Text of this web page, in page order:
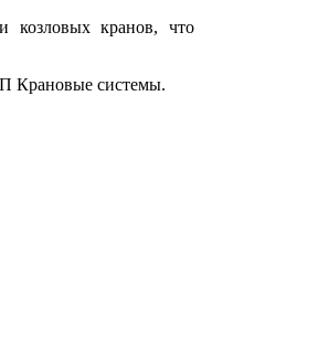
козловых кранов, что
Крановые системы.